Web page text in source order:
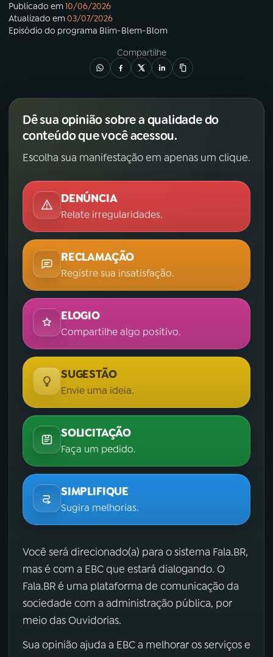
Publicado em10/06/2026
Atualizado em03/07/2026
Episódio do programa Blim-Blem-Blom
Compartilhe
Dê sua opinião sobre a qualidade do
conteúdo que você acessou.
Escolha sua manifestação em apenas um clique.
DENÚNCIA
Relate irregularidades.
RECLAMAÇÃO
Registre sua insatisfação.
ELOGIO
Compartilhe algo positivo.
SUGESTÃO
Envie uma ideia.
SOLICITAÇÃO
Faça um pedido.
SIMPLIFIQUE
Sugira melhorias.
Você será direcionado(a) para o sistema Fala.BR,
mas é com a EBC que estará dialogando. O
Fala.BR é uma plataforma de comunicação da
sociedade com a administração pública, por
meio das Ouvidorias.
Sua opinião ajuda a EBC a melhorar os serviços e